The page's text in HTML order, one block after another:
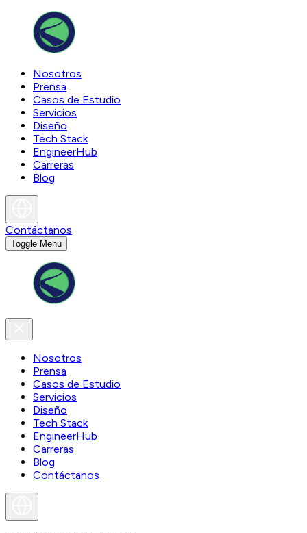
Nosotros
Prensa
Casos de Estudio
Servicios
Diseño
Tech Stack
EngineerHub
Carreras
Blog
Contáctanos
Toggle Menu
Nosotros
Prensa
Casos de Estudio
Servicios
Diseño
Tech Stack
EngineerHub
Carreras
Blog
Contáctanos